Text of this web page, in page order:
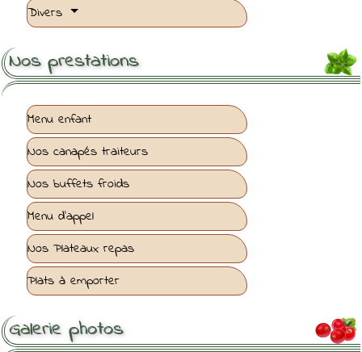
Divers
Nos prestations
Menu enfant
Nos canapés traiteurs
Nos buffets froids
Menu d'appel
Nos Plateaux repas
Plats à emporter

Galerie photos